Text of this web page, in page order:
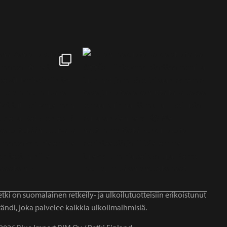
on suomalainen retkeily- ja ulkoilutuotteisiin erikoistunut
joka palvelee kaikkia ulkoilmaihmisiä.